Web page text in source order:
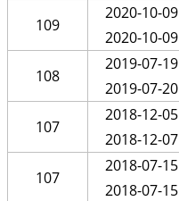
109
2020-10-09
2020-10-09
108
2019-07-19
2019-07-20
107
2018-12-05
2018-12-07
107
2018-07-15
2018-07-15